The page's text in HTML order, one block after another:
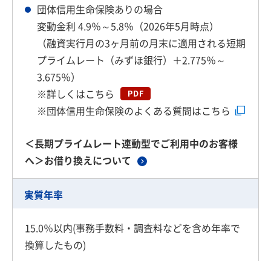
団体信用生命保険ありの場合
変動金利 4.9％～5.8％（2026年5月時点）
（融資実行月の3ヶ月前の月末に適用される短期
プライムレート（みずほ銀行）＋2.775％～
3.675％）
※詳しくはこちら
※団体信用生命保険のよくある質問はこちら
＜長期プライムレート連動型でご利用中のお客様
へ＞お借り換えについて
実質年率
15.0％以内(事務手数料・調査料などを含め年率で
換算したもの)